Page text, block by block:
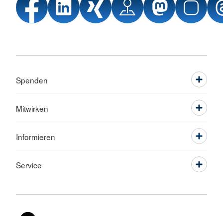
Spenden
Mitwirken
Informieren
Service
Sprache wechseln zu